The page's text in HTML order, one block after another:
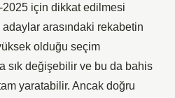
2025 için dikkat edilmesi
arasındaki rekabetin
olduğu seçim
sık değişebilir ve bu da bahis
yaratabilir. Ancak doğru